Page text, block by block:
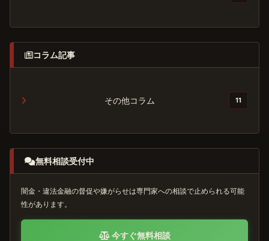
コラム記事
その他コラム 11
無料相談受付中
闇金・違法金融の督促や嫌がらせは専門家への相談で止められる可能
性があります。
今すぐ無料相談